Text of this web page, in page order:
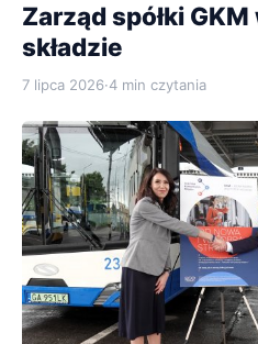
Zarząd spółki
składzie
7 lipca 2026·4 min czytania